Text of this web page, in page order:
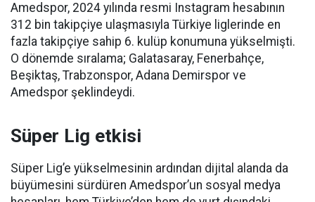
Amedspor, 2024 yılında resmi Instagram hesabının
312 bin takipçiye ulaşmasıyla Türkiye liglerinde en
fazla takipçiye sahip 6. kulüp konumuna yükselmişti.
O dönemde sıralama; Galatasaray, Fenerbahçe,
Beşiktaş, Trabzonspor, Adana Demirspor ve
Amedspor şeklindeydi.
Süper Lig etkisi
Süper Lig’e yükselmesinin ardından dijital alanda da
büyümesini sürdüren Amedspor’un sosyal medya